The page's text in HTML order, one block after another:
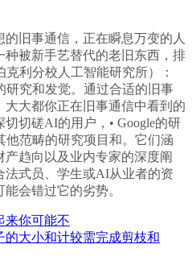
旧事通信，正在瞬息万变的人
被新手艺替代的老旧东西，排
利分校人工智能研究所）：
究和发觉。通过合适的旧事
大都你正在旧事通信中看到的
切磋AI的用户，• Google的研
范畴的研究项目和。它们涵
趋向以及业内专家的深度阐
法式员、学生或AI从业者的资
会错过它的劣势。
来你可能不
的大小和计较需完成剪枝和